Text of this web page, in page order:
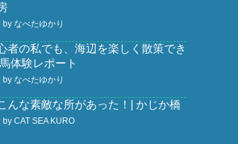
by なべたゆかり
者の私でも、海辺を楽しく散策でき
体験レポート
by なべたゆかり
んな素敵な所があった！| かじか橋
by CAT SEA KURO